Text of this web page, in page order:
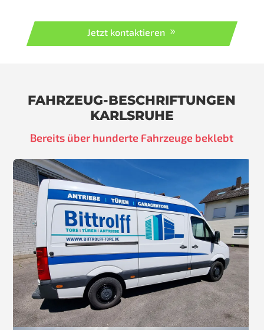
Jetzt kontaktieren
FAHRZEUG-BESCHRIFTUNGEN
KARLSRUHE
Bereits über hunderte Fahrzeuge beklebt